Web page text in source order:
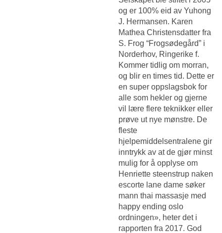
og er 100% eid av Yuhong
J. Hermansen. Karen
Mathea Christensdatter fra
S. Frog “Frogsødegård” i
Norderhov, Ringerike f.
Kommer tidlig om morran,
og blir en times tid. Dette er
en super oppslagsbok for
alle som hekler og gjerne
vil lære flere teknikker eller
prøve ut nye mønstre. De
fleste
hjelpemiddelsentralene gir
inntrykk av at de gjør minst
mulig for å opplyse om
Henriette steenstrup naken
escorte lane dame søker
mann thai massasje med
happy ending oslo
ordningen», heter det i
rapporten fra 2017. God